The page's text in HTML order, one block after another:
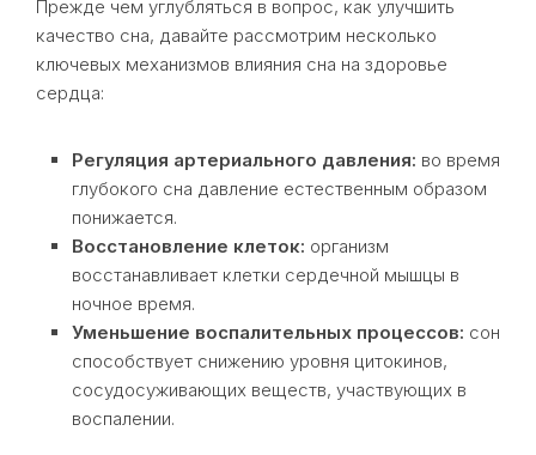
Прежде чем углубляться в вопрос, как улучшить
качество сна, давайте рассмотрим несколько
ключевых механизмов влияния сна на здоровье
сердца:
Регуляция артериального давления: во время
глубокого сна давление естественным образом
понижается.
Восстановление клеток: организм
восстанавливает клетки сердечной мышцы в
ночное время.
Уменьшение воспалительных процессов: сон
способствует снижению уровня цитокинов,
сосудосуживающих веществ, участвующих в
воспалении.